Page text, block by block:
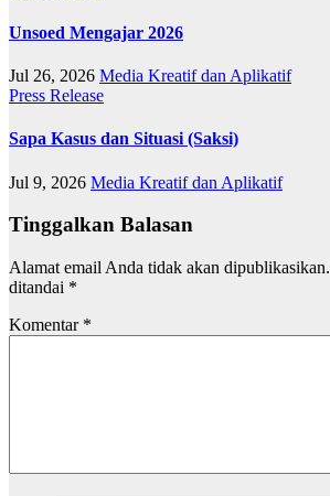
Unsoed Mengajar 2026
Jul 26, 2026 Media Kreatif dan Aplikatif
Press Release
Sapa Kasus dan Situasi (Saksi)
Jul 9, 2026 Media Kreatif dan Aplikatif
Tinggalkan Balasan
Alamat email Anda tidak akan dipublikasikan.
ditandai *
Komentar *